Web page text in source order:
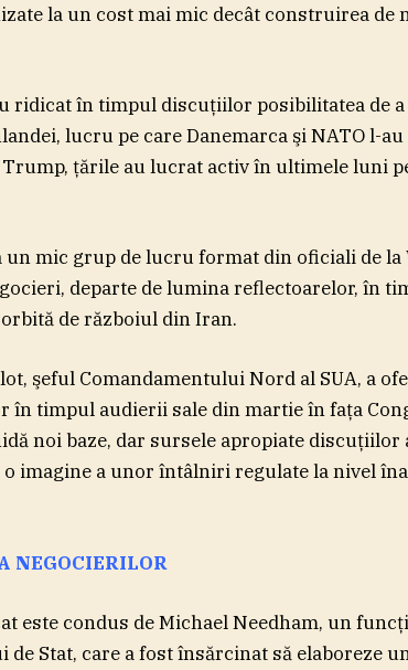
la un cost mai mic decât construirea de
ridicat în timpul discuţiilor posibilitatea de
lucru pe care Danemarca şi NATO l-
ţările au lucrat activ în ultimele luni
mic grup de lucru format din oficiali de la
departe de lumina reflectoarelor, în
de războiul din Iran.
şeful Comandamentului Nord al SUA, a
în timpul audierii sale din martie în faţa
noi baze, dar sursele apropiate
imagine a unor întâlniri regulate la nivel
NEGOCIERILOR
este condus de Michael Needham, un
Stat, care a fost însărcinat să elaboreze